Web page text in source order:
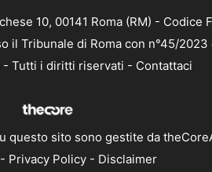
10, 00141 Roma (RM) - Codice
il Tribunale di Roma con n°45/
Tutti i diritti riservati - Contattaci
questo sito sono gestite da
- Privacy Policy- Disclaimer